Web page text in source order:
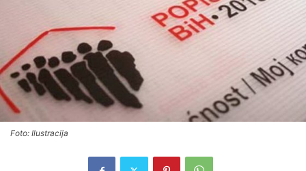
Foto: Ilustracija